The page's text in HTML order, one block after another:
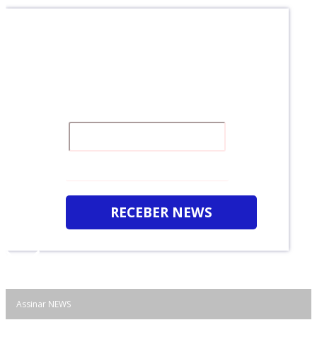
RECEBER NEWS
Assinar NEWS